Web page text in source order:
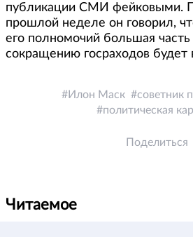
публикации СМИ фейковыми.
прошлой неделе он говорил,
его полномочий большая
сокращению госраходов будет
Илон Маск
советник
политическая
Поделиться
Читаемое